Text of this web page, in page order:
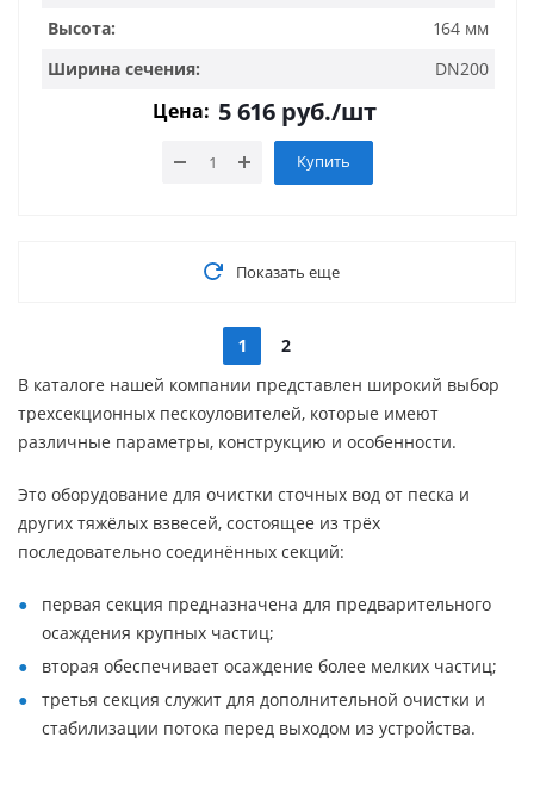
Высота:
164 мм
Ширина сечения:
DN200
Цена: 5 616руб./шт
Купить
Показать еще
1
2
В каталоге нашей компании представлен широкий выбор
трехсекционных пескоуловителей, которые имеют
различные параметры, конструкцию и особенности.
Это оборудование для очистки сточных вод от песка и
других тяжёлых взвесей, состоящее из трёх
последовательно соединённых секций:
первая секция предназначена для предварительного
осаждения крупных частиц;
вторая обеспечивает осаждение более мелких частиц;
третья секция служит для дополнительной очистки и
стабилизации потока перед выходом из устройства.